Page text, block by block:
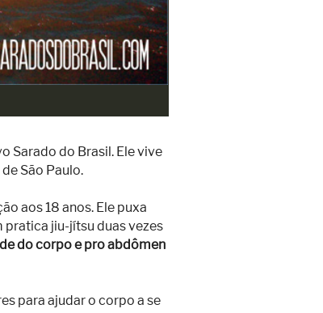
Sarado do Brasil. Ele vive
São Paulo.
aos 18 anos. Ele puxa
jiu-jítsu duas vezes
do corpo e pro abdômen
para ajudar o corpo a se